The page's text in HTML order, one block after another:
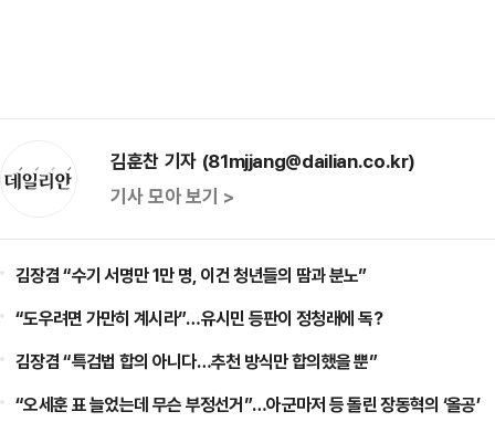
김훈찬 기자 (81mjjang@dailian.co.kr)
기사 모아 보기 >
김장겸 “수기 서명만 1만 명, 이건 청년들의 땀과 분노”
“도우려면 가만히 계시라”…유시민 등판이 정청래에 독?
김장겸 “특검법 합의 아니다…추천 방식만 합의했을 뿐”
“오세훈 표 늘었는데 무슨 부정선거”…아군마저 등 돌린 장동혁의 ‘올공’